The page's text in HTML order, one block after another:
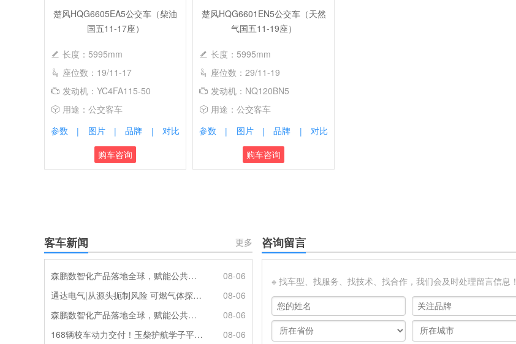
楚风HQG6605EA5公交车（柴油
国五11-17座）
长度：5995mm
座位数：19/11-17
发动机：YC4FA115-50
用途：公交客车
参数
| 图片 | 品牌 |
对比
购车咨询
楚风HQG6601EN5公交车（天然
气国五11-19座）
长度：5995mm
座位数：29/11-19
发动机：NQ120BN5
用途：公交客车
参数
| 图片 | 品牌 |
对比
购车咨询
客车新闻 更多
森鹏数智化产品落地全球，赋能公共交通新升级
08-06
通达电气|从源头扼制风险 可燃气体探测系统灵敏感知商用车燃气泄漏
08-06
森鹏数智化产品落地全球，赋能公共交通新升级
08-06
168辆校车动力交付！玉柴护航学子平安出行
08-06
咨询留言
※ 找车型、找服务、找技术、找合作，我们会及时处理留言信息！